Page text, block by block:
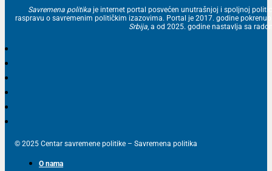
Savremena politika je internet portal posvećen unutrašnjoj i spoljnoj
raspravu o savremenim političkim izazovima. Portal je 2017. godine
Srbija, a od 2025. godine nastavlja sa
© 2025 Centar savremene politike – Savremena politika
O nama